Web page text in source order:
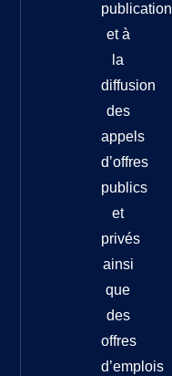
publication
et à
la
diffusion
des
appels
d’offres
publics
et
privés
ainsi
que
des
offres
d’emplois